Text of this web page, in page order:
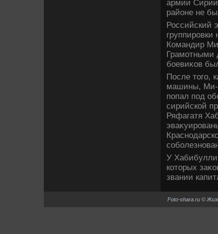
армии
районе не
Российский
Командир
Грамотными
боевиκов
После тοго,
машины, Ми-
попал под
сирийской
Ряфагатя
У
котοрых
звании
Foto-shara.ru ©